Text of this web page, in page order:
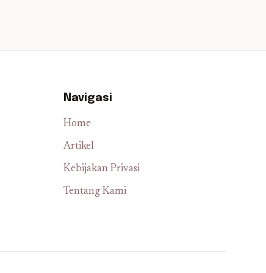
Navigasi
Home
Artikel
Kebijakan Privasi
Tentang Kami